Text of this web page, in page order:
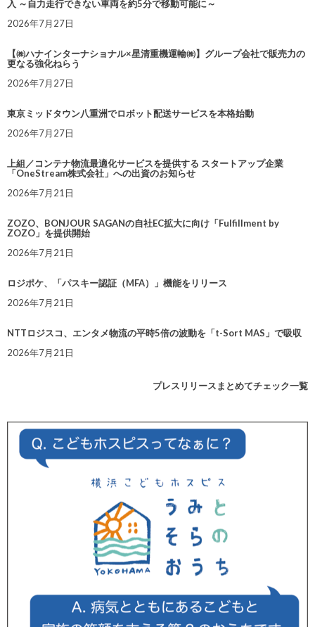
入 ～自力走行できない車両を約5分で移動可能に～
2026年7月27日
【㈱ハナインターナショナル×星清重機運輸㈱】グループ会社で販売力の
更なる強化ねらう
2026年7月27日
東京ミッドタウン八重洲でロボット配送サービスを本格始動
2026年7月27日
上組／コンテナ物流最適化サービスを提供する スタートアップ企業
「OneStream株式会社」への出資のお知らせ
2026年7月21日
ZOZO、BONJOUR SAGANの自社EC拡大に向け「Fulfillment by
ZOZO」を提供開始
2026年7月21日
ロジポケ、「パスキー認証（MFA）」機能をリリース
2026年7月21日
NTTロジスコ、エンタメ物流の平時5倍の波動を「t-Sort MAS」で吸収
2026年7月21日
プレスリリースまとめてチェック一覧